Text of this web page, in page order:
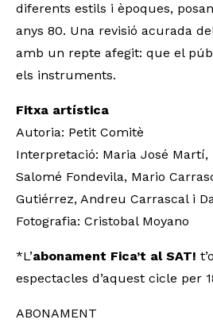
diferents estils i èpoques,
anys 80. Una revisió acurada
amb un repte afegit: que el
els instruments.
Fitxa artística
Autoria: Petit Comitè
Interpretació: Maria José Martí,
Salomé Fondevila, Mario
Gutiérrez, Andreu Carrascal i
Fotografia: Cristobal Moyano
*L’abonament Fica’t al SAT!
espectacles d’aquest cicle per
ABONAMENT